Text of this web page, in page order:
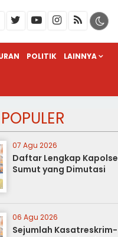
POLITIK LAINNYA
POPULER
07 Agu 2026
Daftar Lengkap
Sumut yang Dimutasi
06 Agu 2026
Sejumlah Kasatreskrim-